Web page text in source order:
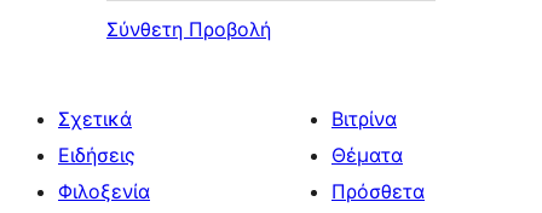
Σύνθετη Προβολή
Σχετικά
Ειδήσεις
Φιλοξενία
Βιτρίνα
Θέματα
Πρόσθετα